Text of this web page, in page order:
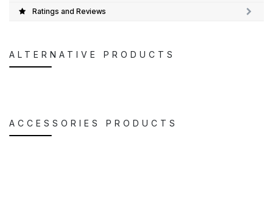
Ratings and Reviews
ALTERNATIVE PRODUCTS
ACCESSORIES PRODUCTS